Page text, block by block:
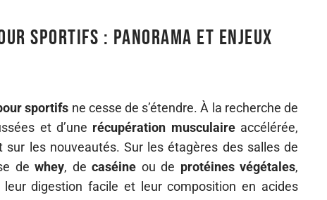
sportifs : panorama et enjeux
sportifs ne cesse de s’étendre. À la recherche de
et d’une récupération musculaireaccélérée,
les nouveautés. Sur les étagères des salles de
de whey, de caséine ou de protéines végétales,
digestion facile et leur composition en acides